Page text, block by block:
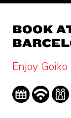
BOOK
Enjoy